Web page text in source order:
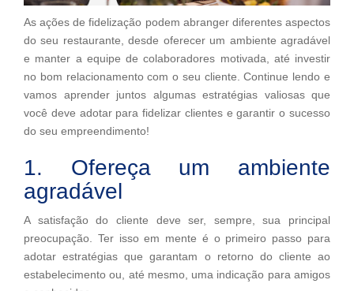
As ações de fidelização podem abranger diferentes aspectos
do seu restaurante, desde oferecer um ambiente agradável
e manter a equipe de colaboradores motivada, até investir
no bom relacionamento com o seu cliente. Continue lendo e
vamos aprender juntos algumas estratégias valiosas que
você deve adotar para fidelizar clientes e garantir o sucesso
do seu empreendimento!
1. Ofereça um ambiente
agradável
A satisfação do cliente deve ser, sempre, sua principal
preocupação. Ter isso em mente é o primeiro passo para
adotar estratégias que garantam o retorno do cliente ao
estabelecimento ou, até mesmo, uma indicação para amigos